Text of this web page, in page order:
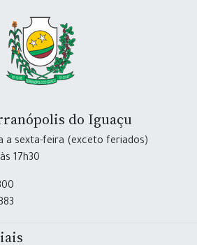
do Iguaçu
a sexta-feira (exceto feriados)
17h30